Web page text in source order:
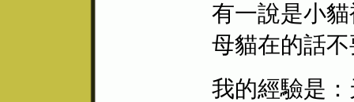
有一說是小
母貓在的話
我的經驗是